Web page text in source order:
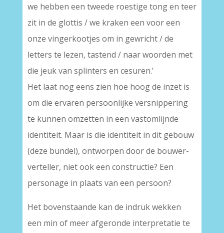
we hebben een tweede roestige tong en teer
zit in de glottis / we kraken een voor een
onze vingerkootjes om in gewricht / de
letters te lezen, tastend / naar woorden met
die jeuk van splinters en cesuren.’
Het laat nog eens zien hoe hoog de inzet is
om die ervaren persoonlijke versnippering
te kunnen omzetten in een vastomlijnde
identiteit. Maar is die identiteit in dit gebouw
(deze bundel), ontworpen door de bouwer-
verteller, niet ook een constructie? Een
personage in plaats van een persoon?
Het bovenstaande kan de indruk wekken
een min of meer afgeronde interpretatie te